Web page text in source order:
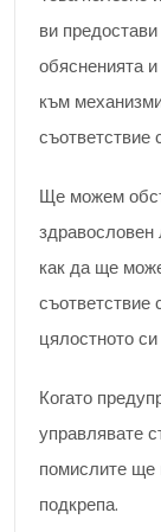
ви
обясненията
към
съответствие
Ще можем
как да ще
цялостното
Когато
управлявате
помислите ще
подкрепа.